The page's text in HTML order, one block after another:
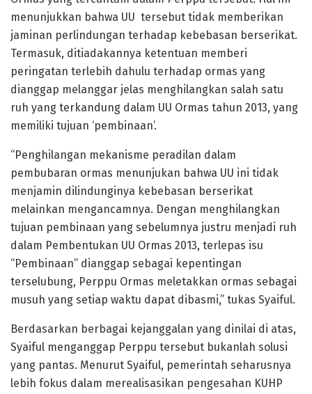
menunjukkan bahwa UU tersebut tidak memberikan
jaminan perlindungan terhadap kebebasan berserikat.
Termasuk, ditiadakannya ketentuan memberi
peringatan terlebih dahulu terhadap ormas yang
dianggap melanggar jelas menghilangkan salah satu
ruh yang terkandung dalam UU Ormas tahun 2013, yang
memiliki tujuan ‘pembinaan’.
“Penghilangan mekanisme peradilan dalam
pembubaran ormas menunjukan bahwa UU ini tidak
menjamin dilindunginya kebebasan berserikat
melainkan mengancamnya. Dengan menghilangkan
tujuan pembinaan yang sebelumnya justru menjadi ruh
dalam Pembentukan UU Ormas 2013, terlepas isu
“Pembinaan” dianggap sebagai kepentingan
terselubung, Perppu Ormas meletakkan ormas sebagai
musuh yang setiap waktu dapat dibasmi,” tukas Syaiful.
Berdasarkan berbagai kejanggalan yang dinilai di atas,
Syaiful menganggap Perppu tersebut bukanlah solusi
yang pantas. Menurut Syaiful, pemerintah seharusnya
lebih fokus dalam merealisasikan pengesahan KUHP